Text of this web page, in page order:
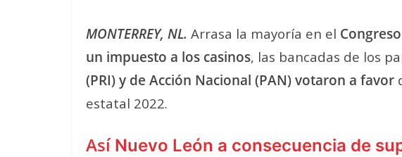
MONTERREY, NL. Arrasa la mayoría en el
un impuesto a los casinos, las bancadas de los
(PRI) y de Acción Nacional (PAN) votaron a favor
estatal 2022.
Así Nuevo León a consecuencia de